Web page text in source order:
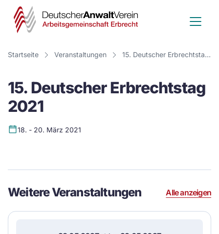
Deutscher
Anwalt
Verein
Startseite Veranstaltungen 15. Deutscher Erbrechtstag 2021
15. Deutscher Erbrechtstag
2021
18. - 20. März 2021
Details
Weitere Veranstaltungen Alle anzeigen